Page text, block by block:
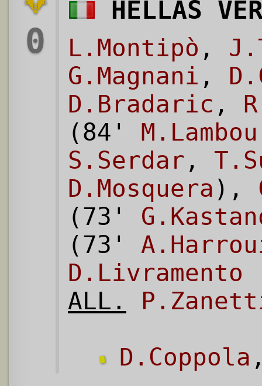
0
HELLAS
L.Montipò ,
G.Magnani ,
D.Bradaric ,
(84'
S.Serdar ,
D.Mosquera ),
(73'
(73'
D.Livramento
ALL.
D.Coppola